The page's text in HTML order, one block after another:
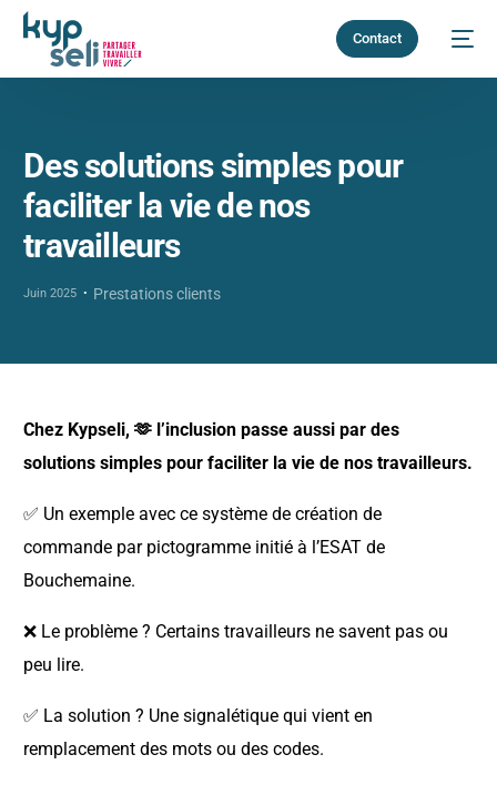
Contact
Des solutions simples pour
faciliter la vie de nos
travailleurs
Juin 2025 Prestations clients
Chez Kypseli, 🫶 l’inclusion passe aussi par des
solutions simples pour faciliter la vie de nos travailleurs.
✅ Un exemple avec ce système de création de
commande par pictogramme initié à l’ESAT de
Bouchemaine.
❌ Le problème ? Certains travailleurs ne savent pas ou
peu lire.
✅ La solution ? Une signalétique qui vient en
remplacement des mots ou des codes.